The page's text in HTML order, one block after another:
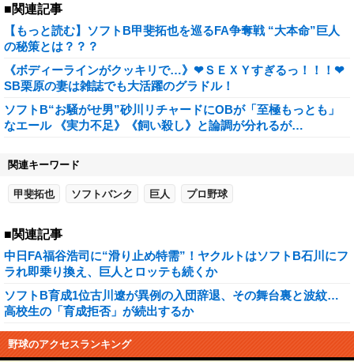
■関連記事
【もっと読む】ソフトB甲斐拓也を巡るFA争奪戦 “大本命”巨人
の秘策とは？？？
《ボディーラインがクッキリで…》❤ＳＥＸＹすぎるっ！！！❤
SB栗原の妻は雑誌でも大活躍のグラドル！
ソフトB“お騒がせ男”砂川リチャードにOBが「至極もっとも」
なエール 《実力不足》《飼い殺し》と論調が分れるが…
関連キーワード
甲斐拓也 ソフトバンク 巨人 プロ野球
■関連記事
中日FA福谷浩司に“滑り止め特需”！ヤクルトはソフトB石川にフ
ラれ即乗り換え、巨人とロッテも続くか
ソフトB育成1位古川遼が異例の入団辞退、その舞台裏と波紋…
高校生の「育成拒否」が続出するか
野球のアクセスランキング